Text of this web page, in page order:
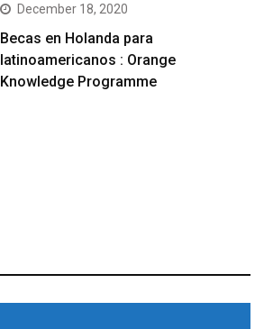
December 18, 2020
Becas en Holanda para
latinoamericanos : Orange
Knowledge Programme